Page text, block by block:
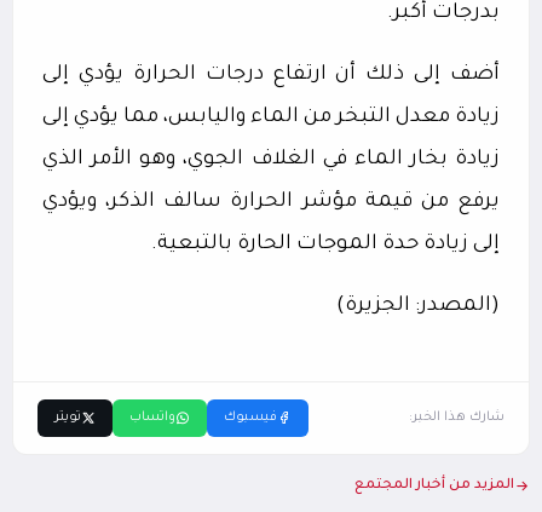
بدرجات أكبر.
أضف إلى ذلك أن ارتفاع درجات الحرارة يؤدي إلى
زيادة معدل التبخر من الماء واليابس، مما يؤدي إلى
زيادة بخار الماء في الغلاف الجوي، وهو الأمر الذي
يرفع من قيمة مؤشر الحرارة سالف الذكر، ويؤدي
إلى زيادة حدة الموجات الحارة بالتبعية.
(المصدر: الجزيرة)
شارك هذا الخبر: فيسبوك واتساب تويتر
المزيد من أخبار المجتمع